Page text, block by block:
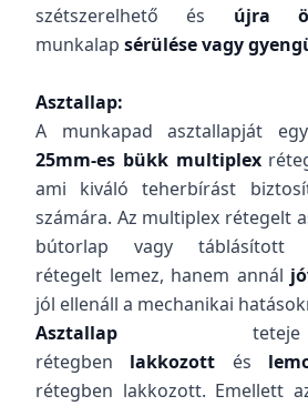
szétszerelhető és újra
munkalap sérülése vagy
Asztallap:
A munkapad asztallapját
25mm-es bükk multiplex
ami kiváló teherbírást
számára. Az multiplex rétegelt
bútorlap vagy
rétegelt lemez, hanem annál
jól ellenáll a mechanikai
Asztallap
rétegben lakkozott és
rétegben lakkozott. Emellett